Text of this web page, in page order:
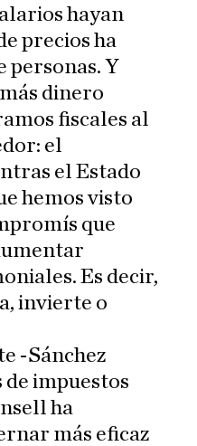
hayan
precios ha
personas. Y
dinero
fiscales al
el
el Estado
hemos visto
que
Es decir,
invierte o
-Sánchez
de impuestos
ha
más eficaz